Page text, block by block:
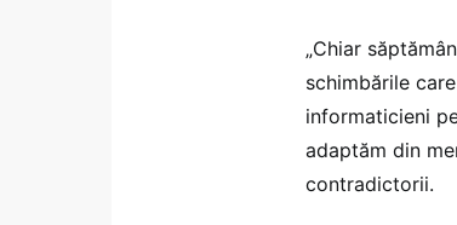
„Chiar
schimbările
informaticieni
adaptăm din
contradictorii.